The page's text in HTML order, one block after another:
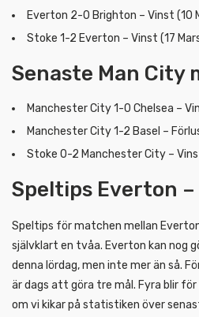
Everton 2-0 Brighton – Vinst (10
Stoke 1-2 Everton – Vinst (17
Senaste Man City
Manchester City 1-0 Chelsea –
Manchester City 1-2 Basel –
Stoke 0-2 Manchester City –
Speltips Everton
Speltips för matchen mellan
självklart en tvåa. Everton kan nog
denna lördag, men inte mer än så.
är dags att göra tre mål. Fyra blir
om vi kikar på statistiken över